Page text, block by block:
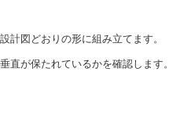
計図どおりの形に組み立てます。
直が保たれているかを確認します。